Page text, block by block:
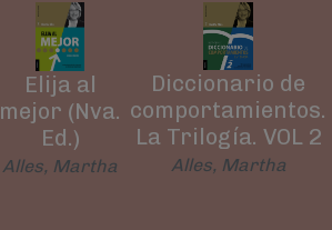
Elija al
mejor (Nva.
Ed.)
Alles, Martha
Diccionario de
comportamientos.
La Trilogía. VOL 2
Alles, Martha